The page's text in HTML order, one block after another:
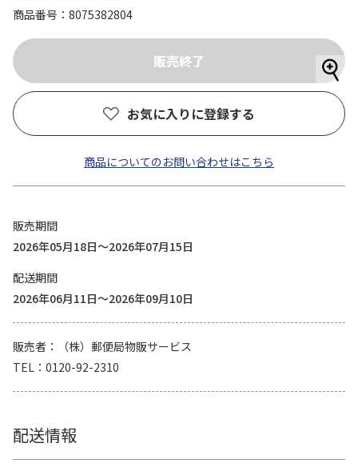
商品番号
8075382804
お気に入りに登録する
商品についてのお問い合わせはこちら
販売期間
2026年05月18日～2026年07月15日
配送期間
2026年06月11日～2026年09月10日
販売者
（株）郵便局物販サービス
TEL
0120-92-2310
配送情報